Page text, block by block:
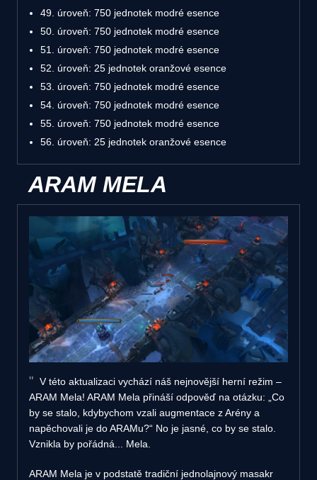
49. úroveň: 750 jednotek modré esence
50. úroveň: 750 jednotek modré esence
51. úroveň: 750 jednotek modré esence
52. úroveň: 25 jednotek oranžové esence
53. úroveň: 750 jednotek modré esence
54. úroveň: 750 jednotek modré esence
55. úroveň: 750 jednotek modré esence
56. úroveň: 25 jednotek oranžové esence
ARAM MELA
V této aktualizaci vychází náš nejnovější herní režim –
ARAM Mela! ARAM Mela přináší odpověď na otázku: „Co
by se stalo, kdybychom vzali augmentace z Arény a
napěchovali je do ARAMu?“ No je jasné, co by se stalo.
Vznikla by pořádná... Mela.
ARAM Mela je v podstatě tradiční jednolajnový masakr